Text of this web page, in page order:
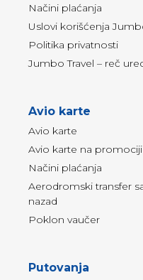
Načini plaćanja
Uslovi korišćenja
Politika privatnosti
Jumbo Travel – reč
Avio karte
Avio karte
Avio karte na promociji
Načini plaćanja
Aerodromski transfer
nazad
Poklon vaučer
Putovanja